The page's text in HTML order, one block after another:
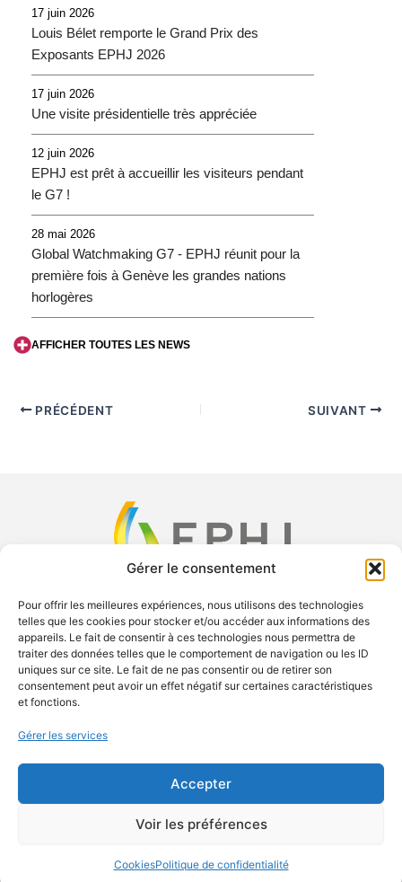
Gérer le consentement
Pour offrir les meilleures expériences, nous utilisons des technologies
telles que les cookies pour stocker et/ou accéder aux informations des
appareils. Le fait de consentir à ces technologies nous permettra de
traiter des données telles que le comportement de navigation ou les ID
uniques sur ce site. Le fait de ne pas consentir ou de retirer son
consentement peut avoir un effet négatif sur certaines caractéristiques
et fonctions.
Gérer les services
Accepter
Voir les préférences
CookiesPolitique de confidentialité
17 juin 2026
Louis Bélet remporte le Grand Prix des
Exposants EPHJ 2026
17 juin 2026
Une visite présidentielle très appréciée
12 juin 2026
EPHJ est prêt à accueillir les visiteurs pendant
le G7 !
28 mai 2026
Global Watchmaking G7 - EPHJ réunit pour la
première fois à Genève les grandes nations
horlogères
AFFICHER TOUTES LES NEWS
PRÉCÉDENT SUIVANT
F
a
c
o
X
-
t
t
e
r
Y
o
u
e
L
i
n
i
Exsal SA c/o Palexpo SA Case postale 112 1218 Le Grand-
contact.ephj@easyfairs.com Managing Director: Roland Brand
© 2026 EASYFAIRS GROUP PRESS ROOM
COOKIE POLICY
IMPRINT